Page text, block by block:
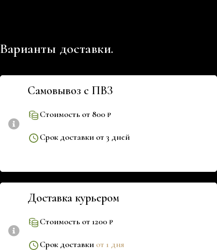
Варианты доставки.
Самовывоз с ПВЗ
Стоимость от 800 ₽
Срок доставки от 3 дней
Доставка курьером
Стоимость от 1200 ₽
Срок доставки от 1 дня